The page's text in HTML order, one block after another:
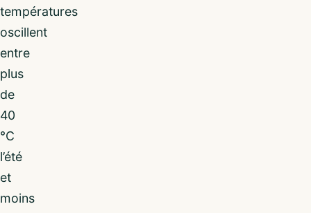
températures
oscillent
entre
plus
de
40
°C
l’été
et
moins